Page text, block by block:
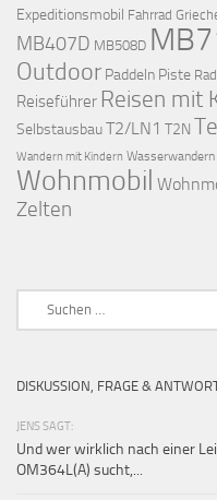
Expeditionsmobil Fahrrad
MB407D MB508D
Outdoor Paddeln Piste
Reiseführer Reisen mit
SelbstausbauT2/LN1 T2N
Wandern mit Kindern Wasserwandern
Wohnmobil
Zelten
DISKUSSION, FRAGE &
JENS SAGT:
Und wer wirklich nach einer
OM364L(A) sucht,...